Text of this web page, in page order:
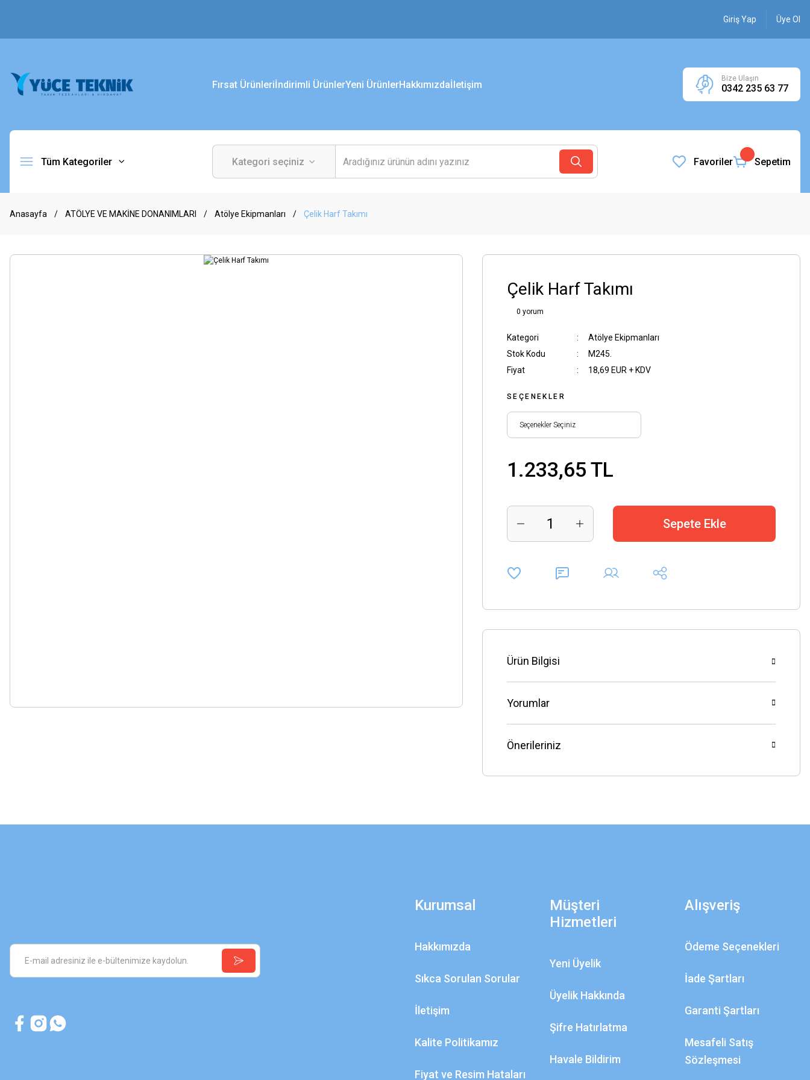
Giriş Yap Üye Ol
Fırsat Ürünleriİndirimli ÜrünlerYeni ÜrünlerHakkımızdaİletişim
Bize Ulaşın
0342 235 63 77
Tüm Kategoriler Favoriler Sepetim
Anasayfa ATÖLYE VE MAKİNE DONANIMLARI Atölye Ekipmanları Çelik Harf Takımı
Çelik Harf Takımı
0 yorum
Kategori
Atölye Ekipmanları
Stok Kodu
M245.
Fiyat
18,69 EUR + KDV
SEÇENEKLER
1.233,65 TL
Sepete Ekle
Ürün Bilgisi
Yorumlar
Önerileriniz
Kurumsal
Hakkımızda
Sıkca Sorulan Sorular
İletişim
Kalite Politikamız
Fiyat ve Resim Hataları
Müşteri
Hizmetleri
Yeni Üyelik
Üyelik Hakkında
Şifre Hatırlatma
Havale Bildirim
Alışveriş
Ödeme Seçenekleri
İade Şartları
Garanti Şartları
Mesafeli Satış
Sözleşmesi